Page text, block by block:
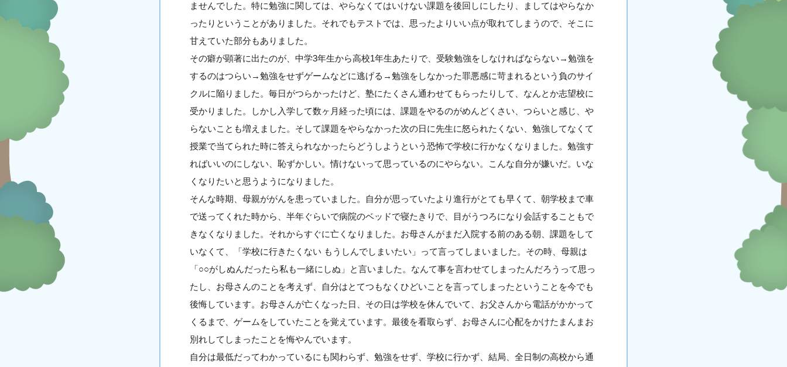
ませんでした。特に勉強に関しては、やらなくてはいけない課題を後回しにしたり、ましてはやらなか
ったりということがありました。それでもテストでは、思ったよりいい点が取れてしまうので、そこに
甘えていた部分もありました。
その癖が顕著に出たのが、中学3年生から高校1年生あたりで、受験勉強をしなければならない→勉強を
するのはつらい→勉強をせずゲームなどに逃げる→勉強をしなかった罪悪感に苛まれるという負のサイ
クルに陥りました。毎日がつらかったけど、塾にたくさん通わせてもらったりして、なんとか志望校に
受かりました。しかし入学して数ヶ月経った頃には、課題をやるのがめんどくさい、つらいと感じ、や
らないことも増えました。そして課題をやらなかった次の日に先生に怒られたくない、勉強してなくて
授業で当てられた時に答えられなかったらどうしようという恐怖で学校に行かなくなりました。勉強す
ればいいのにしない、恥ずかしい。情けないって思っているのにやらない。こんな自分が嫌いだ。いな
くなりたいと思うようになりました。
そんな時期、母親ががんを患っていました。自分が思っていたより進行がとても早くて、朝学校まで車
で送ってくれた時から、半年ぐらいで病院のベッドで寝たきりで、目がうつろになり会話することもで
きなくなりました。それからすぐに亡くなりました。お母さんがまだ入院する前のある朝、課題をして
いなくて、「学校に行きたくない もうしんでしまいたい」って言ってしまいました。その時、母親は
「○○がしぬんだったら私も一緒にしぬ」と言いました。なんて事を言わせてしまったんだろうって思っ
たし、お母さんのことを考えず、自分はとてつもなくひどいことを言ってしまったということを今でも
後悔しています。お母さんが亡くなった日、その日は学校を休んでいて、お父さんから電話がかかって
くるまで、ゲームをしていたことを覚えています。最後を看取らず、お母さんに心配をかけたまんまお
別れしてしまったことを悔やんでいます。
自分は最低だってわかっているにも関わらず、勉強をせず、学校に行かず、結局、全日制の高校から通